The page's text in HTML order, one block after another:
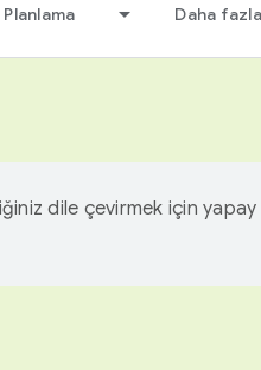
Planlama Daha fazla
dile çevirmek için